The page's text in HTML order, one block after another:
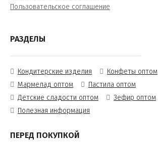
Пользовательское соглашение
РАЗДЕЛЫ
Кондитерские изделия
Конфеты оптом
Мармелад оптом
Пастила оптом
Детские сладости оптом
Зефир оптом
Полезная информация
ПЕРЕД ПОКУПКОЙ